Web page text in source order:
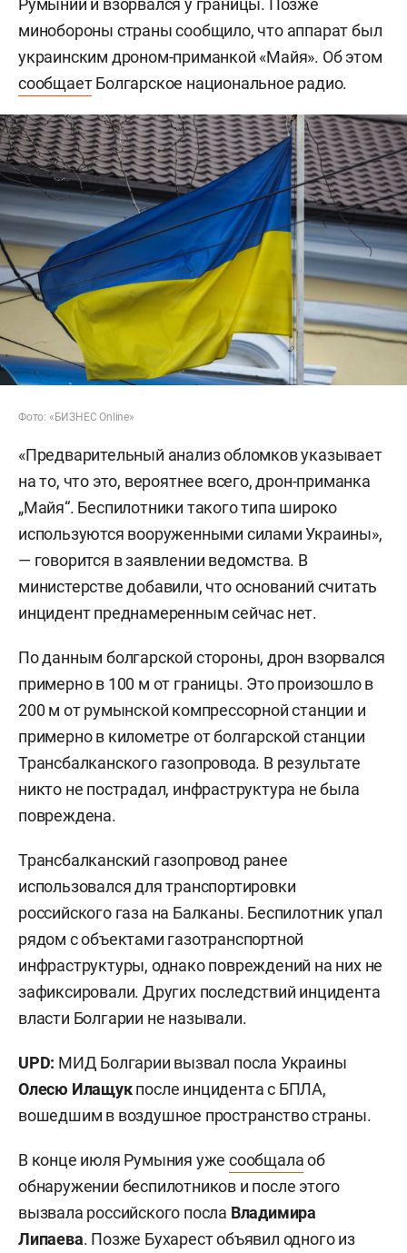
Румынии и взорвался у границы. Позже
минобороны страны сообщило, что аппарат был
украинским дроном-приманкой «Майя». Об этом
сообщаетБолгарское национальное радио.
Фото: «БИЗНЕС Online»
«Предварительный анализ обломков указывает
на то, что это, вероятнее всего, дрон-приманка
„Майя“. Беспилотники такого типа широко
используются вооруженными силами Украины»,
— говорится в заявлении ведомства. В
министерстве добавили, что оснований считать
инцидент преднамеренным сейчас нет.
По данным болгарской стороны, дрон взорвался
примерно в 100 м от границы. Это произошло в
200 м от румынской компрессорной станции и
примерно в километре от болгарской станции
Трансбалканского газопровода. В результате
никто не пострадал, инфраструктура не была
повреждена.
Трансбалканский газопровод ранее
использовался для транспортировки
российского газа на Балканы. Беспилотник упал
рядом с объектами газотранспортной
инфраструктуры, однако повреждений на них не
зафиксировали. Других последствий инцидента
власти Болгарии не называли.
UPD: МИД Болгарии вызвал посла Украины
Олесю Илащукпосле инцидента с БПЛА,
вошедшим в воздушное пространство страны.
В конце июля Румыния ужесообщалаоб
обнаружении беспилотников и после этого
вызвала российского посла Владимира
Липаева. Позже Бухарест объявил одного из